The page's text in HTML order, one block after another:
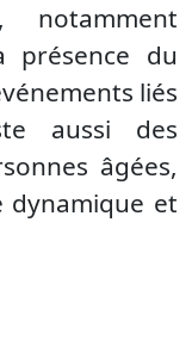
notamment
présence du
liés
aussi des
âgées,
dynamique et